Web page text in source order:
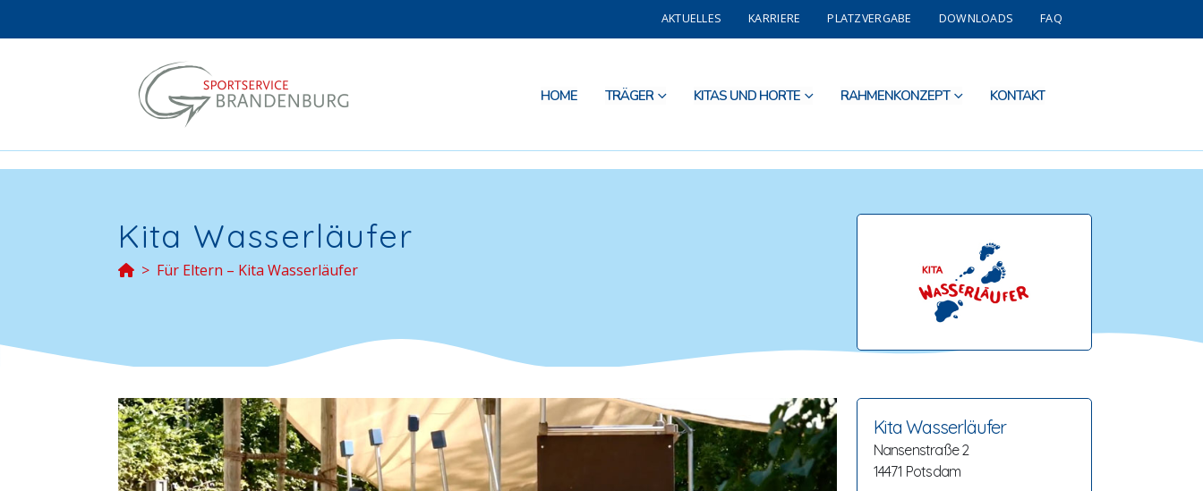
AKTUELLES KARRIERE PLATZVERGABE DOWNLOADS FAQ
HOME TRÄGER KITAS UND HORTE RAHMENKONZEPT KONTAKT
Kita Wasserläufer
Für Eltern – Kita Wasserläufer
Kita Wasserläufer
Nansenstraße 2
14471 Potsdam